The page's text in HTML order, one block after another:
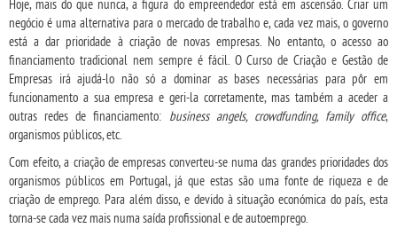
Hoje, mais do que nunca, a figura do empreendedor está em ascensão. Criar um
negócio é uma alternativa para o mercado de trabalho e, cada vez mais, o governo
está a dar prioridade à criação de novas empresas. No entanto, o acesso ao
financiamento tradicional nem sempre é fácil. O Curso de Criação e Gestão de
Empresas irá ajudá-lo não só a dominar as bases necessárias para pôr em
funcionamento a sua empresa e geri-la corretamente, mas também a aceder a
outras redes de financiamento: business angels, crowdfunding, family office,
organismos públicos, etc.
Com efeito, a criação de empresas converteu-se numa das grandes prioridades dos
organismos públicos em Portugal, já que estas são uma fonte de riqueza e de
criação de emprego. Para além disso, e devido à situação económica do país, esta
torna-se cada vez mais numa saída profissional e de autoemprego.